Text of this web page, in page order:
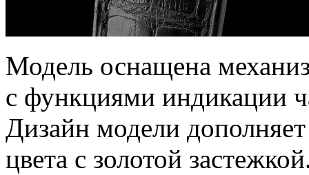
Модель оснащена
с функциями индикации
Дизайн модели
цвета с золотой